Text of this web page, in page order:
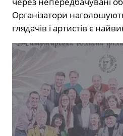
Організатори
глядачів і артистів є